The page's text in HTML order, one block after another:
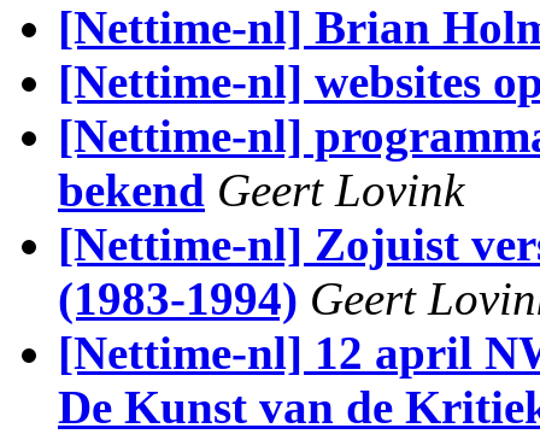
[Nettime-nl] Brian
[Nettime-nl] websites
[Nettime-nl]
bekend Geert Lovink
[Nettime-nl] Zojuist
(1983-1994) Geert
[Nettime-nl] 12 april
De Kunst van de